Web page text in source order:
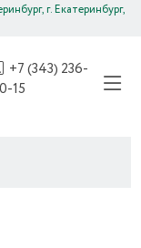
г. Екатеринбург,
+7 (343) 236-
15